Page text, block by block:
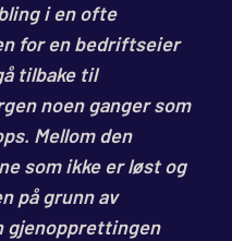
i en ofte
for en bedriftseier
tilbake til
noen ganger som
Mellom den
som ikke er løst og
på grunn av
gjenopprettingen